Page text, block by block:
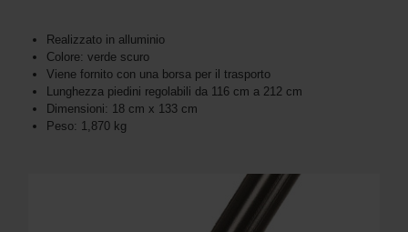
Realizzato in alluminio
Colore: verde scuro
Viene fornito con una borsa per il trasporto
Lunghezza piedini regolabili da 116 cm a 212 cm
Dimensioni: 18 cm x 133 cm
Peso: 1,870 kg